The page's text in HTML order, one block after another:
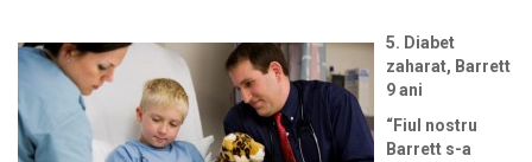
5. Diabet
zaharat, Barrett
9 ani
“Fiul nostru
Barrett s-a